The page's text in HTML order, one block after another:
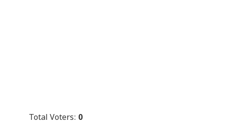
Total Voters: 0